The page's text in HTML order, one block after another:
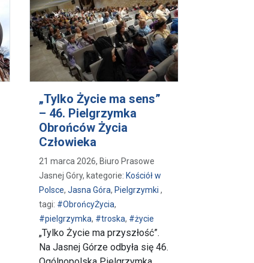
„Tylko Życie ma sens”
– 46. Pielgrzymka
Obrońców Życia
Człowieka
21 marca 2026, Biuro Prasowe
Jasnej Góry, kategorie: Kościół w
Polsce, Jasna Góra, Pielgrzymki ,
tagi: #ObrońcyŻycia,
#pielgrzymka, #troska, #życie
„Tylko Życie ma przyszłość”.
Na Jasnej Górze odbyła się 46.